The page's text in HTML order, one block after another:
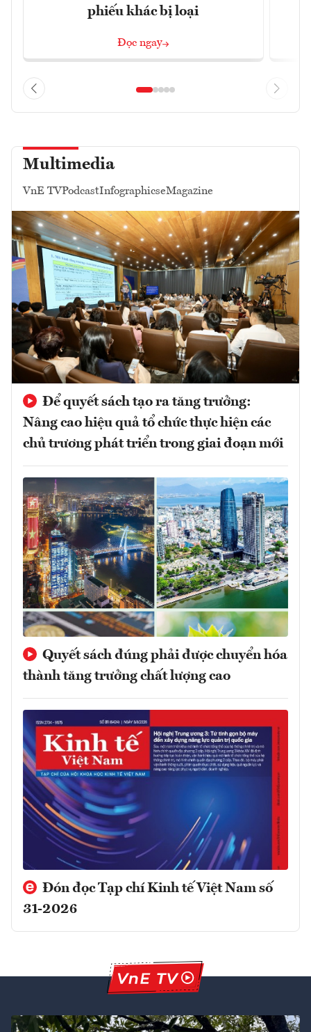
phiếu khác bị loại
Đọc ngay
Multimedia
VnE TVPodcastInfographicseMagazine
Để quyết sách tạo ra tăng trưởng:
Nâng cao hiệu quả tổ chức thực hiện các
chủ trương phát triển trong giai đoạn mới
Quyết sách đúng phải được chuyển hóa
thành tăng trưởng chất lượng cao
Đón đọc Tạp chí Kinh tế Việt Nam số
31-2026